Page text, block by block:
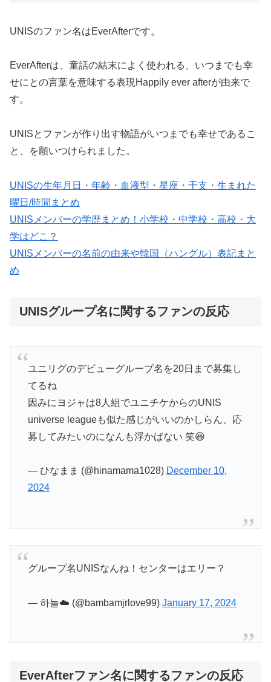
UNISのファン名はEverAfterです。
EverAfterは、童話の結末によく使われる、いつまでも幸
せにとの言葉を意味する表現Happily ever afterが由来で
す。
UNISとファンが作り出す物語がいつまでも幸せであるこ
と、を願いつけられました。
UNISの生年月日・年齢・血液型・星座・干支・生まれた
曜日/時間まとめ
UNISメンバーの学歴まとめ！小学校・中学校・高校・大
学はどこ？
UNISメンバーの名前の由来や韓国（ハングル）表記まと
め
UNISグループ名に関するファンの反応
ユニリグのデビューグループ名を20日まで募集し
てるね
因みにヨジャは8人組でユニチケからのUNIS
universe leagueも似た感じがいいのかしらん、応
募してみたいのになんも浮かばない 笑😆
— ひなまま (@hinamama1028) December 10,
2024
グループ名UNISなんね！センターはエリー？
— 하늘☁️ (@bambamjrlove99) January 17, 2024
EverAfterファン名に関するファンの反応